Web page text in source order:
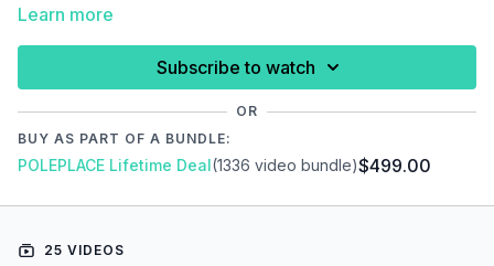
wir dir alle wichtigen Poledance Grundlagen vermitteln. Jeder
erarbeiten uns tolle Techniken und schließen das Training mit
Bist du bereit? Dann lass uns loslegen!
Learn more
Subscribe to watch
OR
BUY AS PART OF A BUNDLE:
POLEPLACE Lifetime Deal(1336 video bundle)$499.00
25 VIDEOS